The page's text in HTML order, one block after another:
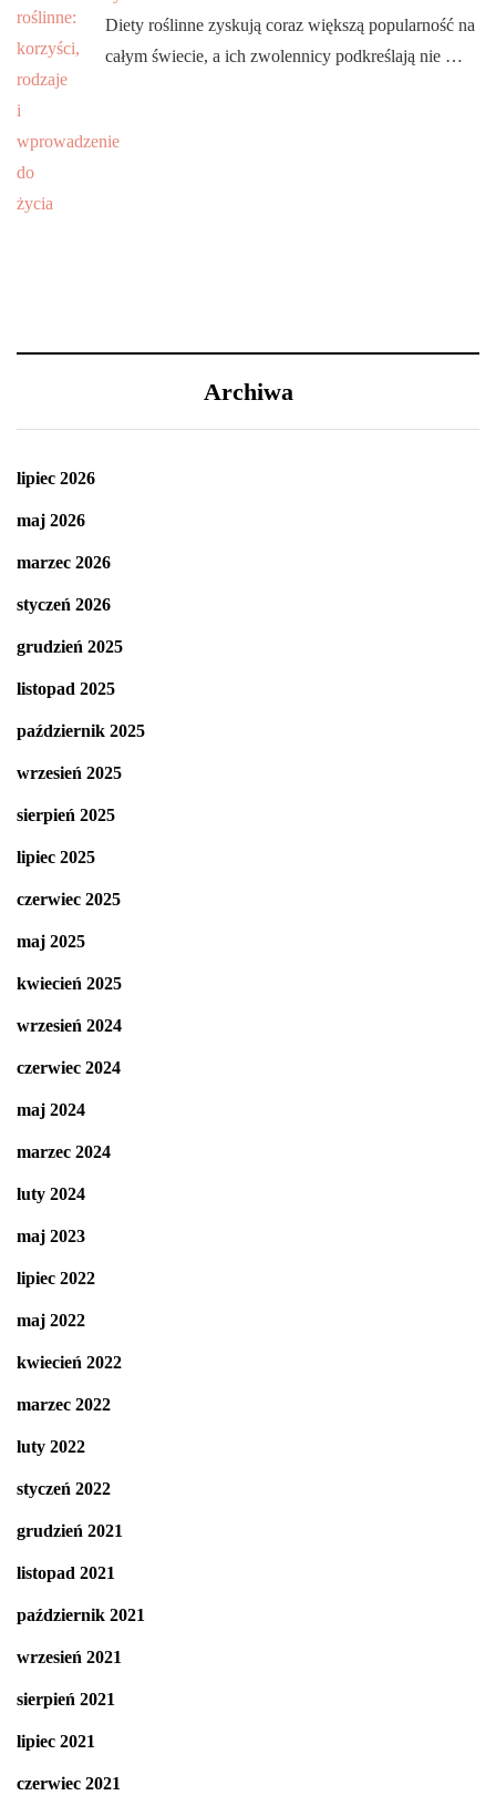
Diety roślinne zyskują coraz większą popularność na
całym świecie, a ich zwolennicy podkreślają nie …
Archiwa
lipiec 2026
maj 2026
marzec 2026
styczeń 2026
grudzień 2025
listopad 2025
październik 2025
wrzesień 2025
sierpień 2025
lipiec 2025
czerwiec 2025
maj 2025
kwiecień 2025
wrzesień 2024
czerwiec 2024
maj 2024
marzec 2024
luty 2024
maj 2023
lipiec 2022
maj 2022
kwiecień 2022
marzec 2022
luty 2022
styczeń 2022
grudzień 2021
listopad 2021
październik 2021
wrzesień 2021
sierpień 2021
lipiec 2021
czerwiec 2021